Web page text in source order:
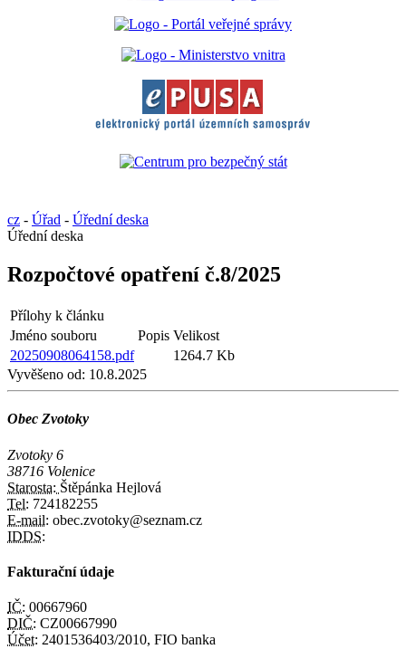
cz - Úřad - Úřední deska
Úřední deska
Rozpočtové opatření č.8/2025
Přílohy k článku
Jméno souboru
Popis Velikost
20250908064158.pdf
1264.7 Kb
Vyvěšeno od: 10.8.2025
Obec Zvotoky
Zvotoky 6
38716 Volenice
Starosta: Štěpánka Hejlová
Tel: 724182255
E-mail: obec.zvotoky@seznam.cz
IDDS:
Fakturační údaje
IČ: 00667960
DIČ: CZ00667990
Účet: 2401536403/2010, FIO banka